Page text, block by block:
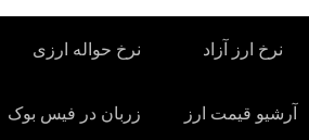
نرخ ارز آزاد نرخ حواله ارزی
آرشیو قیمت ارز زربان در فیس بوک